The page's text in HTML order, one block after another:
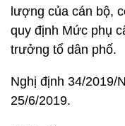
lượng của cán bộ,
quy định Mức phụ
trưởng tổ dân phố.
Nghị định 34/
25/6/2019.